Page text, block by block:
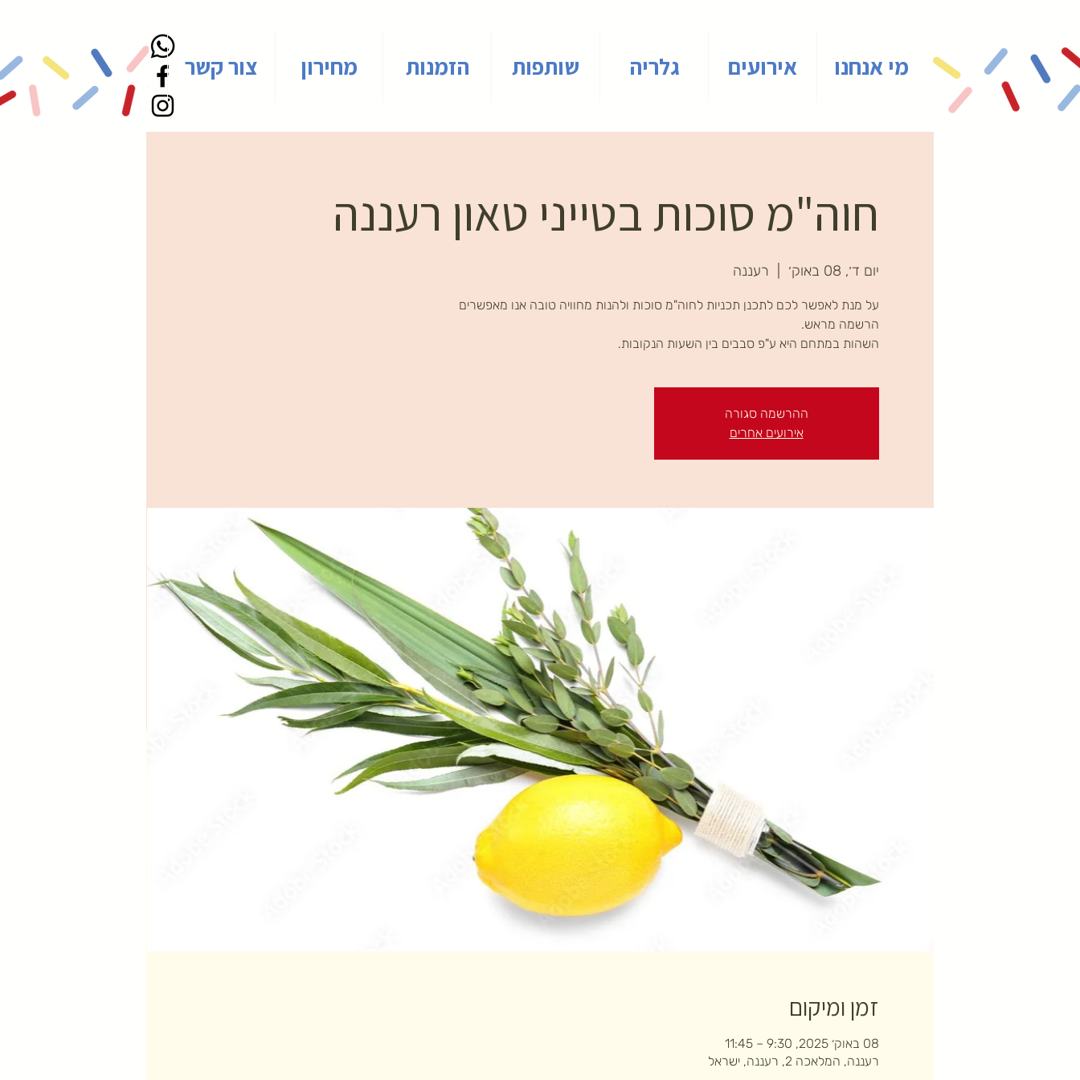
מי אנחנו אירועים גלריה שותפות הזמנות מחירון צור קשר
חוה"מ סוכות בטייני טאון רעננה
יום ד׳, 08 באוק׳ רעננה
על מנת לאפשר לכם לתכנן תכניות לחוה"מ סוכות ולהנות מחוויה טובה אנו מאפשרים
השהות במתחם היא ע"פ סבבים בין השעות הנקובות.
ההרשמה סגורה
אירועים אחרים
זמן ומיקום
08 באוק׳ 2025, 9:30 – 11:45
רעננה, המלאכה 2, רעננה, ישראל